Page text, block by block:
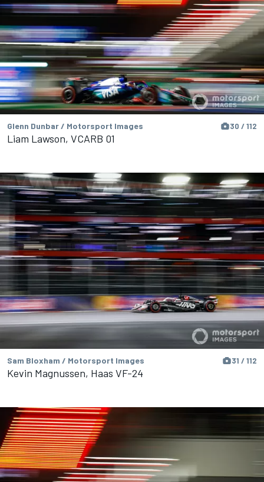
Glenn Dunbar / Motorsport Images 30 / 112
Liam Lawson, VCARB 01
Sam Bloxham / Motorsport Images 31 / 112
Kevin Magnussen, Haas VF-24